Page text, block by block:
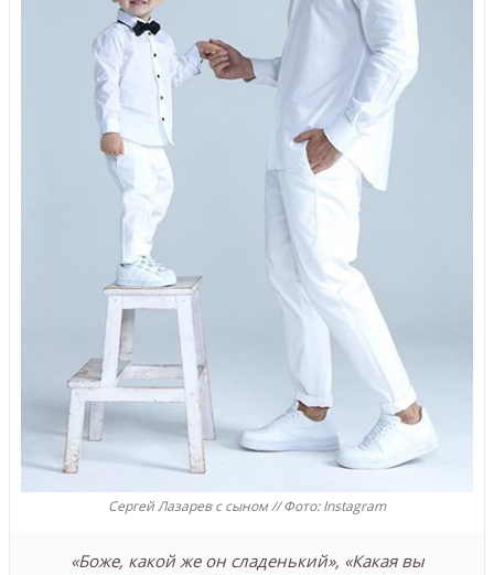
Сергей Лазарев с сыном // Фото: Instagram
«Боже, какой же он сладенький», «Какая вы